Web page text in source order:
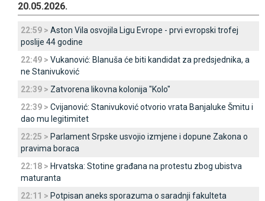
20.05.2026.
22:59 > Aston Vila osvojila Ligu Evrope - prvi evropski trofej
poslije 44 godine
22:49 > Vukanović: Blanuša će biti kandidat za predsjednika, a
ne Stanivuković
22:39 > Zatvorena likovna kolonija "Kolo"
22:39 > Cvijanović: Stanivuković otvorio vrata Banjaluke Šmitu i
dao mu legitimitet
22:25 > Parlament Srpske usvojio izmjene i dopune Zakona o
pravima boraca
22:18 > Hrvatska: Stotine građana na protestu zbog ubistva
maturanta
22:11 > Potpisan aneks sporazuma o saradnji fakulteta